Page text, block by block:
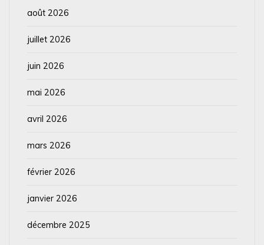
août 2026
juillet 2026
juin 2026
mai 2026
avril 2026
mars 2026
février 2026
janvier 2026
décembre 2025